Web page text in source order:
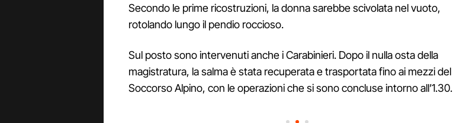
Secondo le prime ricostruzioni, la donna sarebbe scivolata nel vuoto,
rotolando lungo il pendio roccioso.
Sul posto sono intervenuti anche i Carabinieri. Dopo il nulla osta della
magistratura, la salma è stata recuperata e trasportata fino ai mezzi del
Soccorso Alpino, con le operazioni che si sono concluse intorno all’1.30.